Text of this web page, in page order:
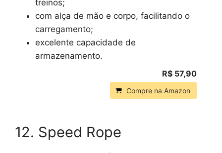
treinos;
com alça de mão e corpo, facilitando o
carregamento;
excelente capacidade de
armazenamento.
R$ 57,90
Compre na Amazon
12. Speed Rope